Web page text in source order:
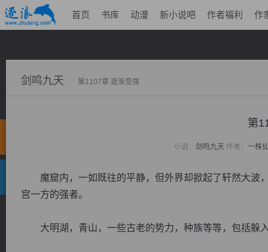
首页 书库 动漫 新小说吧 作者福利 作
剑鸣九天 第1107章 逐渐变强
第
小说： 剑鸣九天 作者： 一株
魔窟内，一如既往的平静，但外界却掀起了轩然大波
宫一方的强者。
大明湖，青山，一些古老的势力，种族等等，包括躲